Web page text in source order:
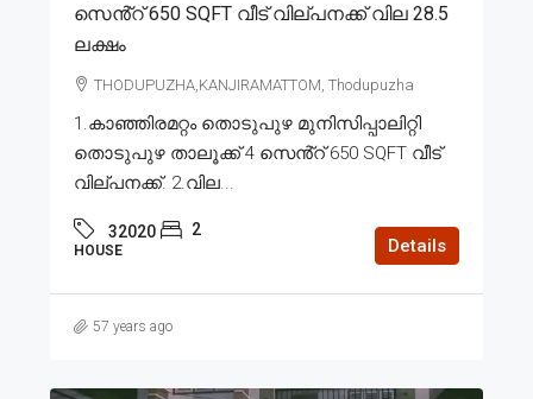
സെൻ്റ് 650 SQFT വീട് വില്പനക്ക് വില 28.5
ലക്ഷം
THODUPUZHA,KANJIRAMATTOM, Thodupuzha
1.കാഞ്ഞിരമറ്റം തൊടുപുഴ മുനിസിപ്പാലിറ്റി
തൊടുപുഴ താലൂക്ക് 4 സെൻ്റ് 650 SQFT വീട്
വില്പനക്ക്. 2.വില...
32020 2
HOUSE Details
57 years ago